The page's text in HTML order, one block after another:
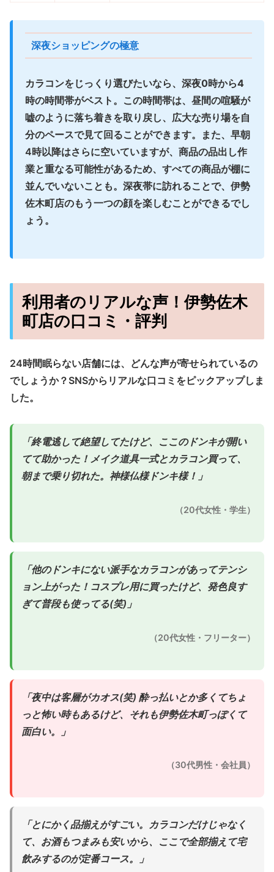
深夜ショッピングの極意
カラコンをじっくり選びたいなら、深夜0時から4
時の時間帯がベスト 。この時間帯は、昼間の喧騒が
嘘のように落ち着きを取り戻し、広大な売り場を自
分のペースで見て回ることができます。また、早朝
4時以降はさらに空いていますが、商品の品出し作
業と重なる可能性があるため、すべての商品が棚に
並んでいないことも。深夜帯に訪れることで、伊勢
佐木町店のもう一つの顔を楽しむことができるでし
ょう。
利用者のリアルな声！伊勢佐木
町店の口コミ・評判
24時間眠らない店舗には、どんな声が寄せられているの
でしょうか？SNSからリアルな口コミをピックアップしま
した。
「終電逃して絶望してたけど、ここのドンキが開い
てて助かった！メイク道具一式とカラコン買って、
朝まで乗り切れた。神様仏様ドンキ様！」
（20代女性・学生）
「他のドンキにない派手なカラコンがあってテンシ
ョン上がった！コスプレ用に買ったけど、発色良す
ぎて普段も使ってる(笑)」
（20代女性・フリーター）
「夜中は客層がカオス(笑) 酔っ払いとか多くてちょ
っと怖い時もあるけど、それも伊勢佐木町っぽくて
面白い。」
（30代男性・会社員）
「とにかく品揃えがすごい。カラコンだけじゃなく
て、お酒もつまみも安いから、ここで全部揃えて宅
飲みするのが定番コース。」